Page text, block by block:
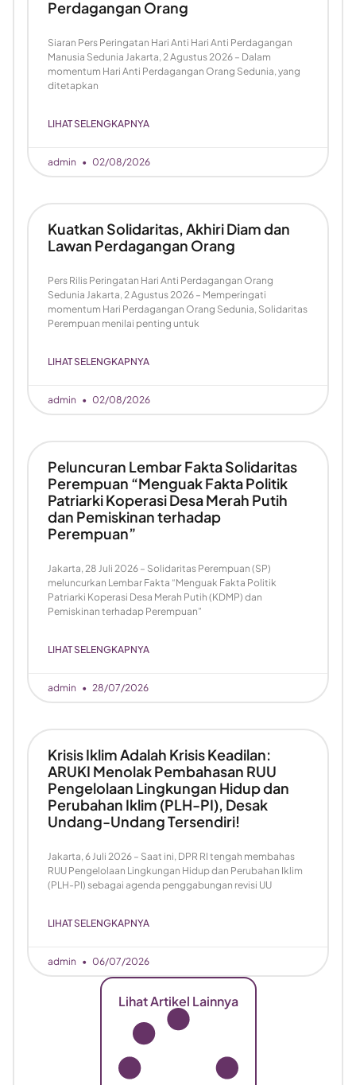
Perdagangan Orang
Siaran Pers Peringatan Hari Anti Hari Anti Perdagangan
Manusia Sedunia Jakarta, 2 Agustus 2026 – Dalam
momentum Hari Anti Perdagangan Orang Sedunia, yang
ditetapkan
LIHAT SELENGKAPNYA
admin 02/08/2026
Kuatkan Solidaritas, Akhiri Diam dan
Lawan Perdagangan Orang
Pers Rilis Peringatan Hari Anti Perdagangan Orang
Sedunia Jakarta, 2 Agustus 2026 – Memperingati
momentum Hari Perdagangan Orang Sedunia, Solidaritas
Perempuan menilai penting untuk
LIHAT SELENGKAPNYA
admin 02/08/2026
Peluncuran Lembar Fakta Solidaritas
Perempuan “Menguak Fakta Politik
Patriarki Koperasi Desa Merah Putih
dan Pemiskinan terhadap
Perempuan”
Jakarta, 28 Juli 2026 – Solidaritas Perempuan (SP)
meluncurkan Lembar Fakta “Menguak Fakta Politik
Patriarki Koperasi Desa Merah Putih (KDMP) dan
Pemiskinan terhadap Perempuan”
LIHAT SELENGKAPNYA
admin 28/07/2026
Krisis Iklim Adalah Krisis Keadilan:
ARUKI Menolak Pembahasan RUU
Pengelolaan Lingkungan Hidup dan
Perubahan Iklim (PLH-PI), Desak
Undang-Undang Tersendiri!
Jakarta, 6 Juli 2026 – Saat ini, DPR RI tengah membahas
RUU Pengelolaan Lingkungan Hidup dan Perubahan Iklim
(PLH-PI) sebagai agenda penggabungan revisi UU
LIHAT SELENGKAPNYA
admin 06/07/2026
Lihat Artikel Lainnya